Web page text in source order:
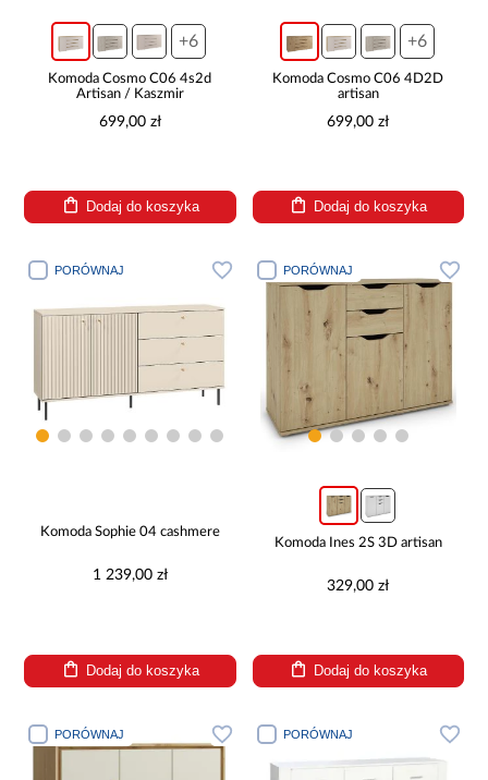
+6
Komoda Cosmo C06 4s2d
Artisan / Kaszmir
699,00 zł
Dodaj do koszyka
+6
Komoda Cosmo C06 4D2D
artisan
699,00 zł
Dodaj do koszyka
PORÓWNAJ
Komoda Sophie 04 cashmere
1 239,00 zł
Dodaj do koszyka
PORÓWNAJ
Komoda Ines 2S 3D artisan
329,00 zł
Dodaj do koszyka
PORÓWNAJ PORÓWNAJ